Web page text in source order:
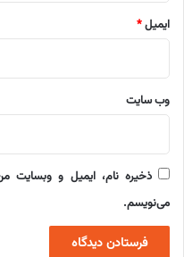
ایمیل*
وب‌ سایت
ذخیره نام، ایمیل و وبسایت
می‌نویسم.